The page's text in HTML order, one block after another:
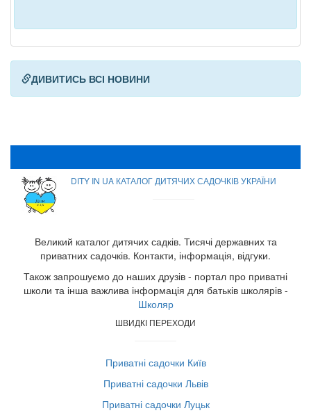
ДИВИТИСЬ ВСІ НОВИНИ
DITY IN UA КАТАЛОГ ДИТЯЧИХ САДОЧКІВ УКРАЇНИ
Великий каталог дитячих садків. Тисячі державних та
приватних садочків. Контакти, інформація, відгуки.
Також запрошуємо до наших друзів - портал про приватні
школи та інша важлива інформація для батьків школярів -
Школяр
ШВИДКІ ПЕРЕХОДИ
Приватні садочки Київ
Приватні садочки Львів
Приватні садочки Луцьк